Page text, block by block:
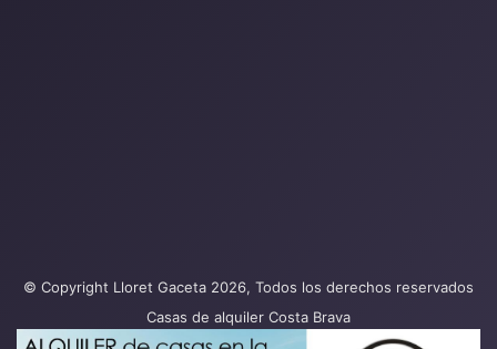
© Copyright Lloret Gaceta 2026, Todos los derechos reservados
Casas de alquiler Costa Brava